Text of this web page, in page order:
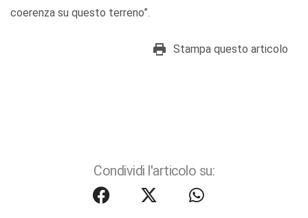
coerenza su questo terreno”.
Stampa questo articolo
Condividi l'articolo su: